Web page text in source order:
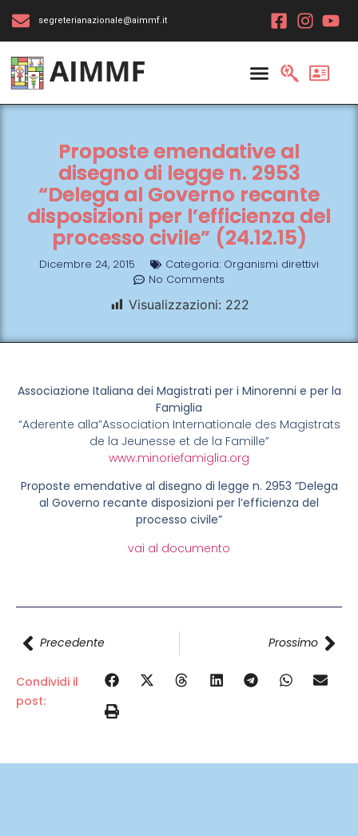
segreterianazionale@aimmf.it
Proposte emendative al
disegno di legge n. 2953
“Delega al Governo recante
disposizioni per l’efficienza del
processo civile” (24.12.15)
Dicembre 24, 2015 Categoria: Organismi direttivi
No Comments
Visualizzazioni: 222
Associazione Italiana dei Magistrati per i Minorenni e per la
Famiglia
“Aderente alla”Association Internationale des Magistrats
de la Jeunesse et de la Famille”
www.minoriefamiglia.org
Proposte emendative al disegno di legge n. 2953 “Delega
al Governo recante disposizioni per l’efficienza del
processo civile”
vai al documento
Precedente Prossimo
Condividi il
post: